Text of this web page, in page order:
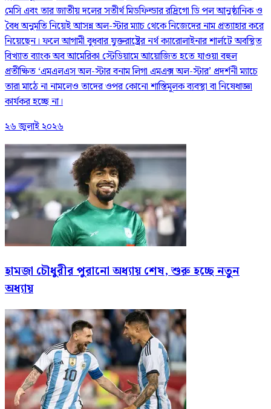
মেসি এবং তার জাতীয় দলের সতীর্থ মিডফিল্ডার রদ্রিগো ডি পল আনুষ্ঠানিক ও
বৈধ অনুমতি নিয়েই আসন্ন অল-স্টার ম্যাচ থেকে নিজেদের নাম প্রত্যাহার করে
নিয়েছেন। ফলে আগামী বুধবার যুক্তরাষ্ট্রের নর্থ ক্যারোলাইনার শার্লটে অবস্থিত
বিখ্যাত ব্যাংক অব আমেরিকা স্টেডিয়ামে আয়োজিত হতে যাওয়া বহুল
প্রতীক্ষিত ‘এমএলএস অল-স্টার বনাম লিগা এমএক্স অল-স্টার’ প্রদর্শনী ম্যাচে
তারা মাঠে না নামলেও তাদের ওপর কোনো শাস্তিমূলক ব্যবস্থা বা নিষেধাজ্ঞা
কার্যকর হচ্ছে না।
২৬ জুলাই ২০২৬
হামজা চৌধুরীর পুরানো অধ্যায় শেষ, শুরু হচ্ছে নতুন
অধ্যায়